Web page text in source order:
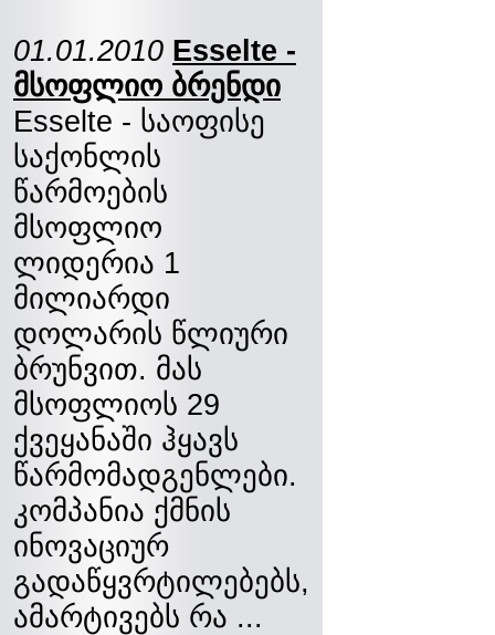
01.01.2010 Esselte -
მსოფლიო ბრენდი
Esselte - საოფისე
საქონლის
წარმოების
მსოფლიო
ლიდერია 1
მილიარდი
დოლარის წლიური
ბრუნვით. მას
მსოფლიოს 29
ქვეყანაში ჰყავს
წარმომადგენლები.
კომპანია ქმნის
ინოვაციურ
გადაწყვრტილებებს,
ამარტივებს რა ...